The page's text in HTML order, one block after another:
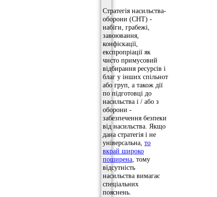
Стратегія насильства-
оборони (СНТ) -
набіги, грабежі,
завоювання,
конфіскації,
експропріації як
чисто примусовий
відбирання ресурсів і
благ у інших спільнот
або груп, а також дії
по підготовці до
насильства і / або з
оборони -
забезпечення безпеки
від насильства. Якщо
дана стратегія і не
універсальна, то
вкрай широко
поширена, тому
відсутність
насильства вимагає
спеціальних
пояснень.